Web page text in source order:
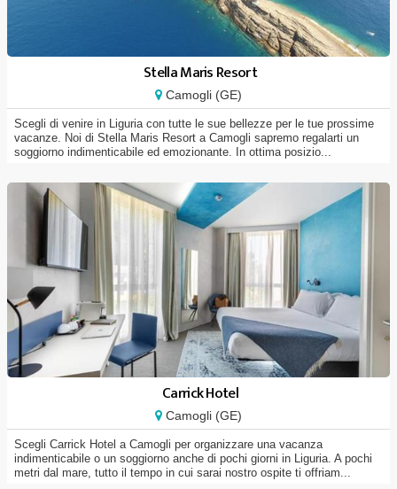
Stella Maris Resort
Camogli (GE)
Scegli di venire in Liguria con tutte le sue bellezze per le tue prossime
vacanze. Noi di Stella Maris Resort a Camogli sapremo regalarti un
soggiorno indimenticabile ed emozionante. In ottima posizio...
Carrick Hotel
Camogli (GE)
Scegli Carrick Hotel a Camogli per organizzare una vacanza
indimenticabile o un soggiorno anche di pochi giorni in Liguria. A pochi
metri dal mare, tutto il tempo in cui sarai nostro ospite ti offriam...